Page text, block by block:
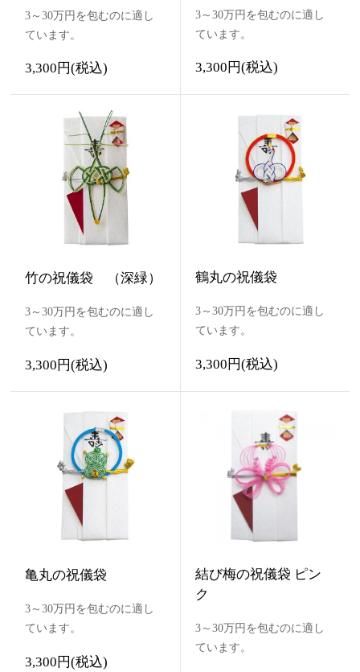
3～30万円を包むのに適し
ています。
3,300円(税込)
3～30万円を包むのに適し
ています。
3,300円(税込)
竹の祝儀袋 （深緑）
3～30万円を包むのに適し
ています。
3,300円(税込)
鶴丸の祝儀袋
3～30万円を包むのに適し
ています。
3,300円(税込)
亀丸の祝儀袋
3～30万円を包むのに適し
ています。
3,300円(税込)
結び梅の祝儀袋 ピン
ク
3～30万円を包むのに適し
ています。